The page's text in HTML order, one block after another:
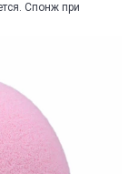
Спонж при